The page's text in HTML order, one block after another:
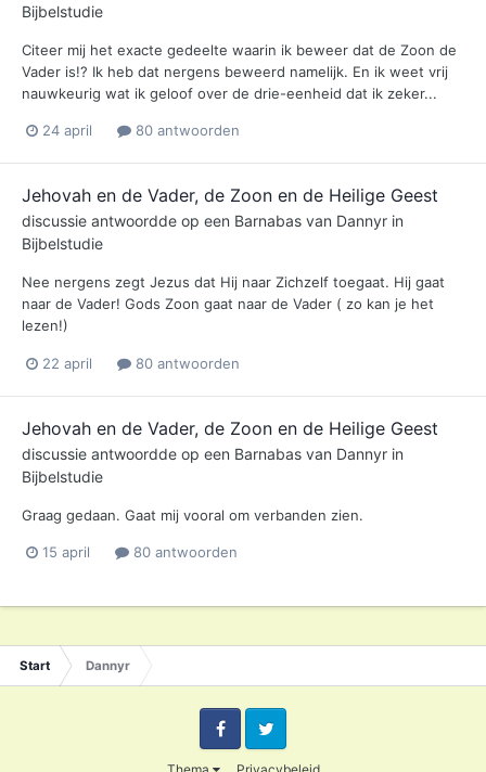
Bijbelstudie
Citeer mij het exacte gedeelte waarin ik beweer dat de Zoon de
Vader is!? Ik heb dat nergens beweerd namelijk. En ik weet vrij
nauwkeurig wat ik geloof over de drie-eenheid dat ik zeker...
24 april 80 antwoorden
Jehovah en de Vader, de Zoon en de Heilige Geest
discussie antwoordde op een Barnabas van Dannyr in
Bijbelstudie
Nee nergens zegt Jezus dat Hij naar Zichzelf toegaat. Hij gaat
naar de Vader! Gods Zoon gaat naar de Vader ( zo kan je het
lezen!)
22 april 80 antwoorden
Jehovah en de Vader, de Zoon en de Heilige Geest
discussie antwoordde op een Barnabas van Dannyr in
Bijbelstudie
Graag gedaan. Gaat mij vooral om verbanden zien.
15 april 80 antwoorden
Start Dannyr
FacebookTwitter